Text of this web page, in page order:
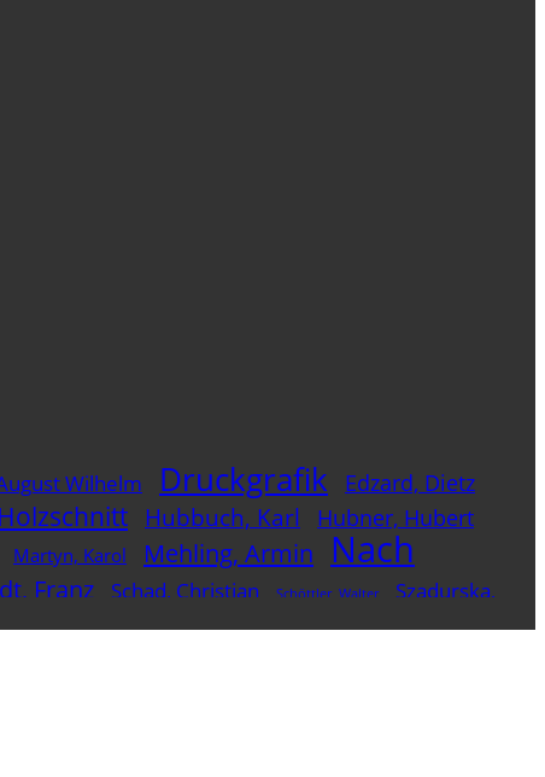
Wilhelm Druckgrafik Edzard, Dietz
Holzschnitt Hubbuch, Karl Hubner, Hubert
Martyn, Karol Mehling, Armin Nach
Franz Schad, Christian Schöttler, Walter
Szadurska,